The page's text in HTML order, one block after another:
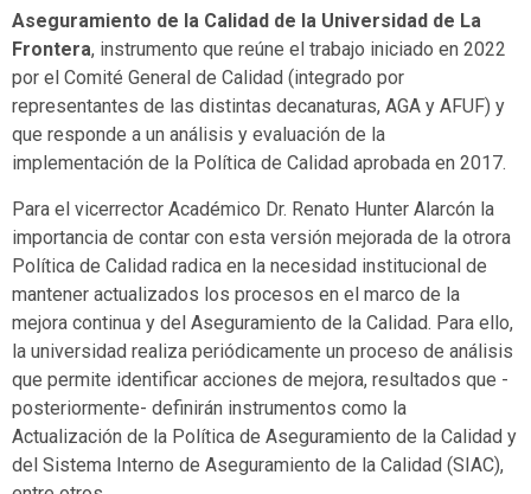
Aseguramiento de la Calidad de la Universidad de La
Frontera, instrumento que reúne el trabajo iniciado en 2022
por el Comité General de Calidad (integrado por
representantes de las distintas decanaturas, AGA y AFUF) y
que responde a un análisis y evaluación de la
implementación de la Política de Calidad aprobada en 2017.
Para el vicerrector Académico Dr. Renato Hunter Alarcón la
importancia de contar con esta versión mejorada de la otrora
Política de Calidad radica en la necesidad institucional de
mantener actualizados los procesos en el marco de la
mejora continua y del Aseguramiento de la Calidad. Para ello,
la universidad realiza periódicamente un proceso de análisis
que permite identificar acciones de mejora, resultados que -
posteriormente- definirán instrumentos como la
Actualización de la Política de Aseguramiento de la Calidad y
del Sistema Interno de Aseguramiento de la Calidad (SIAC),